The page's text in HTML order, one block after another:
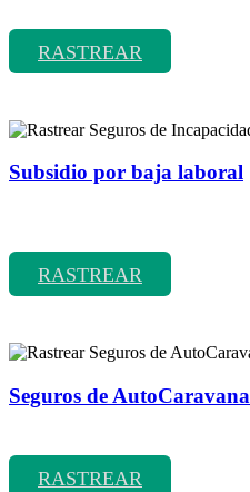
RASTREAR
Subsidio por baja laboral
RASTREAR
Seguros de AutoCaravana
RASTREAR